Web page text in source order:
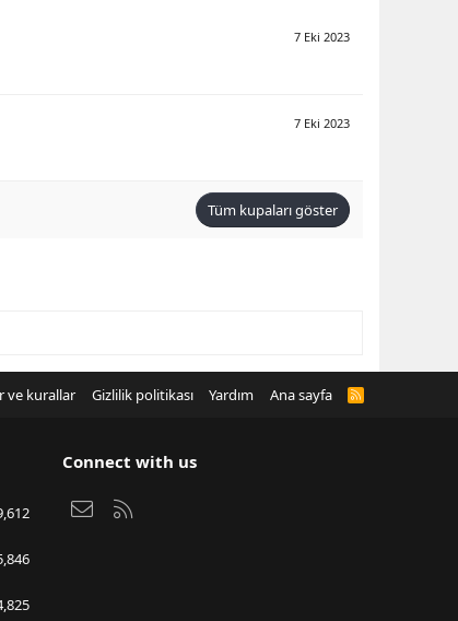
7 Eki 2023
7 Eki 2023
Tüm kupaları göster
ve kurallar Gizlilik politikası Yardım Ana sayfa
R
Connect with us
Bize ulaşın